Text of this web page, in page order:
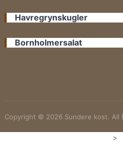
Havregrynskugler
Bornholmersalat
Copyright © 2026 Sundere kost. All
>